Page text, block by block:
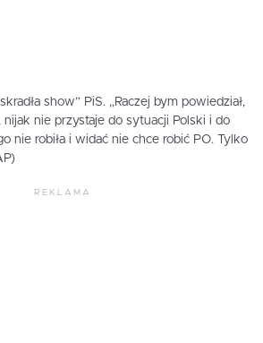
show” PiS. „Raczej bym powiedział,
nijak nie przystaje do sytuacji Polski i do
nie robiła i widać nie chce robić PO. Tylko
REKLAMA